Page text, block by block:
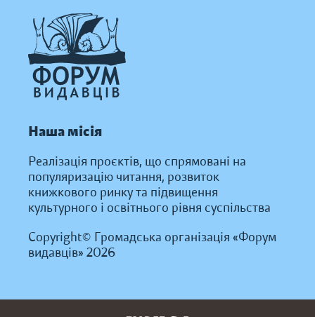
Наша місія
Реалізація проєктів, що спрямовані на
популяризацію читання, розвиток
книжкового ринку та підвищення
культурного і освітнього рівня суспільства
Copyright© Громадська організація «Форум
видавців» 2026